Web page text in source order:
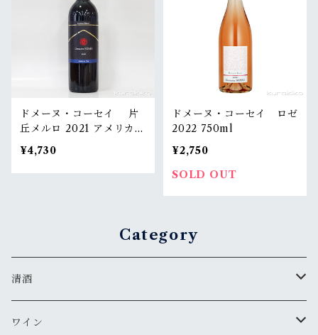
ドメーヌ・コーセイ 片
丘メルロ 2021 アメリカン
オーク 750ml
¥4,730
ドメーヌ・コーセイ ロゼ
2022 750ml
¥2,750
SOLD OUT
Category
清酒
MIYASAKA
ワイン